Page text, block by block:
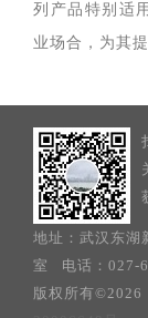
列产品特别适
业场合，为其
地址：武汉东湖
室 电话：027-
版权所有